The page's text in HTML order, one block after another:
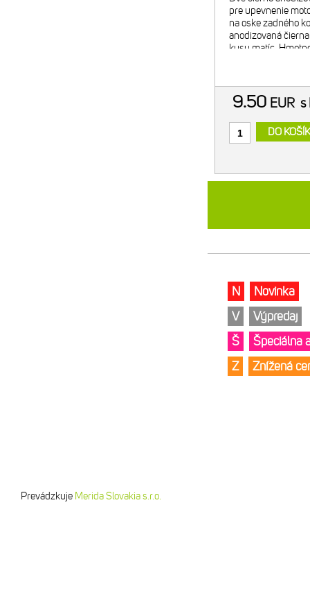
pre upevnenie
na oske zadného
anodizovaná
kusy matíc.
9.50 EUR s
DO
N
Novinka
V
Výpredaj
Š
Špeciálna
Z
Znížená
Prevádzkuje Merida Slovakia s.r.o.